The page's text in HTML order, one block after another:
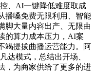
、AI一键降低难度取成
播嗓免费无限利用、智能
脚大量内容出产、无限曲
的算力成本压力，AI案
竭提拔曲播运营能力。阿
达模式，总结出开场、
，为商家供给了更多的进